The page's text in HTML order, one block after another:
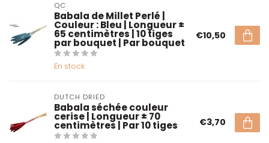
QC
Babala de Millet Perlé |
Couleur : Bleu | Longueur ±
65 centimètres | 10 tiges
par bouquet | Par bouquet
En stock
€10,50
DUTCH DRIED
Babala séchée couleur
cerise | Longueur ± 70
centimètres | Par 10 tiges €3,70